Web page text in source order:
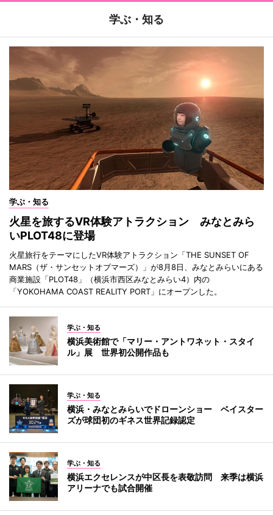
学ぶ・知る
学ぶ・知る
火星を旅するVR体験アトラクション みなとみら
いPLOT48に登場
火星旅行をテーマにしたVR体験アトラクション「THE SUNSET OF
MARS（ザ・サンセットオブマーズ）」が8月8日、みなとみらいにある
商業施設「PLOT48」（横浜市西区みなとみらい4）内の
「YOKOHAMA COAST REALITY PORT」にオープンした。
学ぶ・知る
横浜美術館で「マリー・アントワネット・スタイ
ル」展 世界初公開作品も
学ぶ・知る
横浜・みなとみらいでドローンショー ベイスター
ズが球団初のギネス世界記録認定
学ぶ・知る
横浜エクセレンスが中区長を表敬訪問 来季は横浜
アリーナでも試合開催